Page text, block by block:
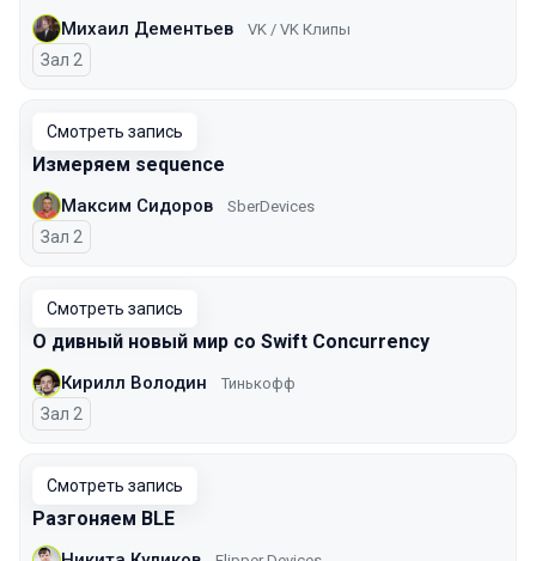
Михаил Дементьев VK / VK Клипы
Зал 2
Смотреть запись
Измеряем sequence
Максим Сидоров SberDevices
Зал 2
Смотреть запись
О дивный новый мир со Swift Concurrency
Кирилл Володин Тинькофф
Зал 2
Смотреть запись
Разгоняем BLE